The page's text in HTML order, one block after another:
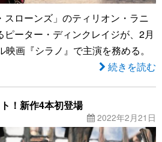
スローンズ」のティリオン・ラニ
ーター・ディンクレイジが、2月
画『シラノ』で主演を務める。
続きを読む
！新作4本初登場
2022年2月21日